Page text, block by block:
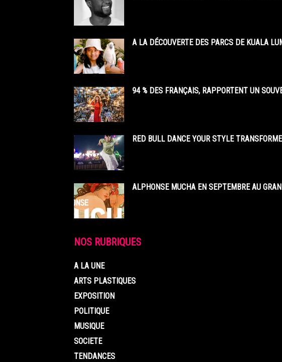
A LA DÉCOUVERTE DES PARCS DE KUALA
94 % DES FRANÇAIS, RAPPORTENT UN
RED BULL DANCE YOUR STYLE
ALPHONSE MUCHA EN SEPTEMBRE AU
NOS RUBRIQUES
A LA UNE
ARTS PLASTIQUES
EXPOSITION
POLITIQUE
MUSIQUE
SOCIETE
TENDANCES